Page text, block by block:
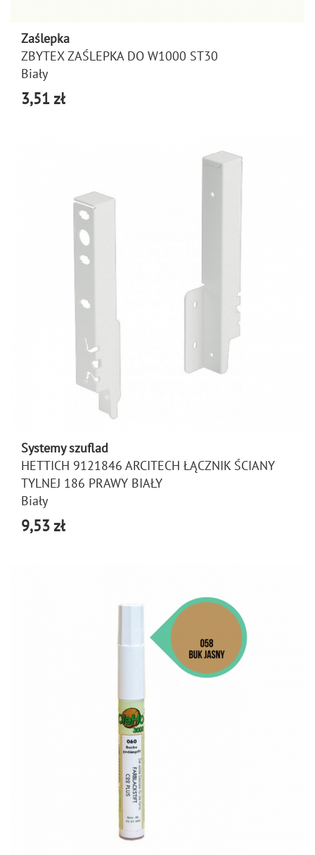
Zaślepka
ZBYTEX ZAŚLEPKA DO W1000 ST30
Biały
3,51 zł
Systemy szuflad
HETTICH 9121846 ARCITECH ŁĄCZNIK ŚCIANY
TYLNEJ 186 PRAWY BIAŁY
Biały
9,53 zł